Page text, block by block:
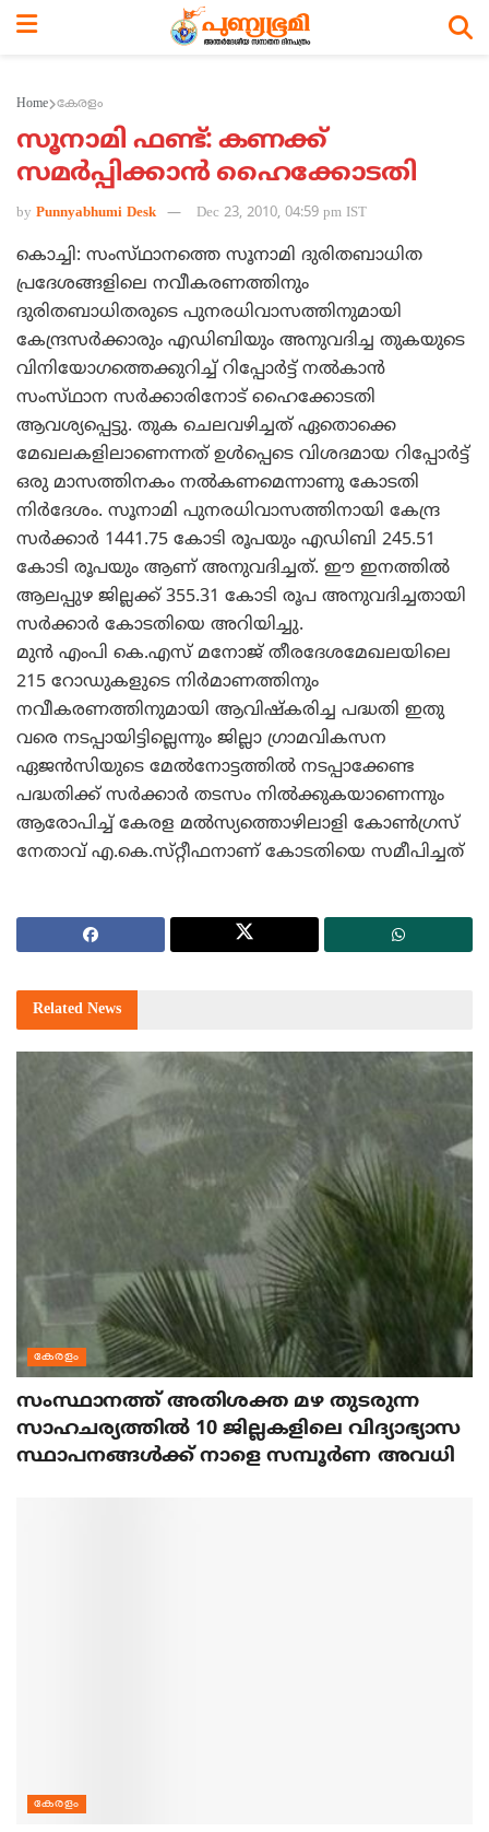
Home കേരളം
സൂനാമി ഫണ്ട്‌: കണക്ക്‌
സമര്‍പ്പിക്കാന്‍ ഹൈക്കോടതി
by Punnyabhumi Desk Dec 23, 2010, 04:59 pm IST
കൊച്ചി: സംസ്‌ഥാനത്തെ സൂനാമി ദുരിതബാധിത
പ്രദേശങ്ങളിലെ നവീകരണത്തിനും
ദുരിതബാധിതരുടെ പുനരധിവാസത്തിനുമായി
കേന്ദ്രസര്‍ക്കാരും എഡിബിയും അനുവദിച്ച തുകയുടെ
വിനിയോഗത്തെക്കുറിച്ച്‌ റിപ്പോര്‍ട്ട്‌ നല്‍കാന്‍
സംസ്‌ഥാന സര്‍ക്കാരിനോട്‌ ഹൈക്കോടതി
ആവശ്യപ്പെട്ടു. തുക ചെലവഴിച്ചത്‌ ഏതൊക്കെ
മേഖലകളിലാണെന്നത്‌ ഉള്‍പ്പെടെ വിശദമായ റിപ്പോര്‍ട്ട്‌
ഒരു മാസത്തിനകം നല്‍കണമെന്നാണു കോടതി
നിര്‍ദേശം. സൂനാമി പുനരധിവാസത്തിനായി കേന്ദ്ര
സര്‍ക്കാര്‍ 1441.75 കോടി രൂപയും എഡിബി 245.51
കോടി രൂപയും ആണ്‌ അനുവദിച്ചത്‌. ഈ ഇനത്തില്‍
ആലപ്പുഴ ജില്ലക്ക്‌ 355.31 കോടി രൂപ അനുവദിച്ചതായി
സര്‍ക്കാര്‍ കോടതിയെ അറിയിച്ചു.
മുന്‍ എംപി കെ.എസ്‌ മനോജ്‌ തീരദേശമേഖലയിലെ
215 റോഡുകളുടെ നിര്‍മാണത്തിനും
നവീകരണത്തിനുമായി ആവിഷ്‌കരിച്ച പദ്ധതി ഇതു
വരെ നടപ്പായിട്ടില്ലെന്നും ജില്ലാ ഗ്രാമവികസന
ഏജന്‍സിയുടെ മേല്‍നോട്ടത്തില്‍ നടപ്പാക്കേണ്ട
പദ്ധതിക്ക്‌ സര്‍ക്കാര്‍ തടസം നില്‍ക്കുകയാണെന്നും
ആരോപിച്ച്‌ കേരള മല്‍സ്യത്തൊഴിലാളി കോണ്‍ഗ്രസ്‌
നേതാവ്‌ എ.കെ.സ്‌റ്റീഫനാണ്‌ കോടതിയെ സമീപിച്ചത്‌
Related News
കേരളം
സംസ്ഥാനത്ത് അതിശക്ത മഴ തുടരുന്ന
സാഹചര്യത്തിൽ 10 ജില്ലകളിലെ വിദ്യാഭ്യാസ
സ്ഥാപനങ്ങൾക്ക് നാളെ സമ്പൂർണ അവധി
കേരളം